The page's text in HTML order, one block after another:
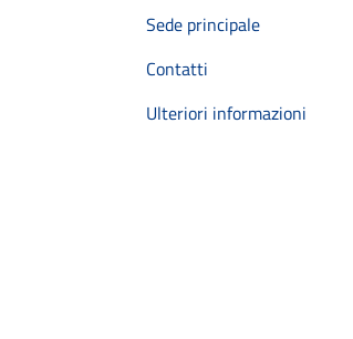
Sede principale
Contatti
Ulteriori informazioni